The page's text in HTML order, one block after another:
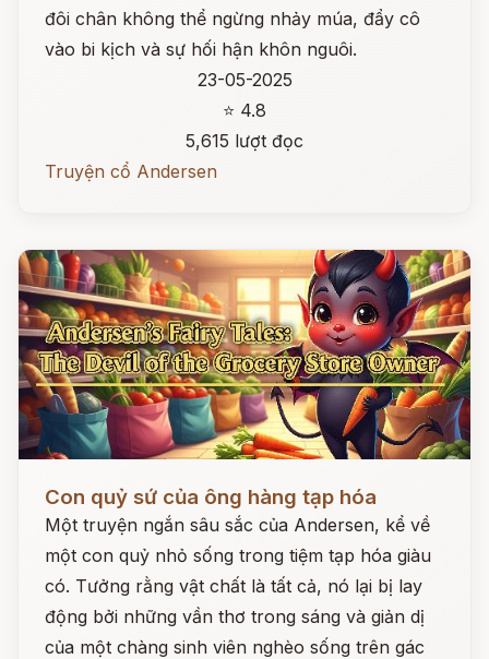
đôi chân không thể ngừng nhảy múa, đẩy cô
vào bi kịch và sự hối hận khôn nguôi.
23-05-2025
⭐ 4.8
5,615 lượt đọc
Truyện cổ Andersen
Con quỷ sứ của ông hàng tạp hóa
Một truyện ngắn sâu sắc của Andersen, kể về
một con quỷ nhỏ sống trong tiệm tạp hóa giàu
có. Tưởng rằng vật chất là tất cả, nó lại bị lay
động bởi những vần thơ trong sáng và giản dị
của một chàng sinh viên nghèo sống trên gác